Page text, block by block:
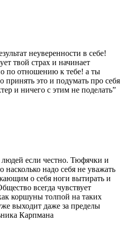
неуверенности в себе!
твой страх и начинает
по отношению к тебе! а ты
принять это и подумать про себя
и ничего с этим не поделать”
людей если честно. Тюфячки и
насколько надо себя не уважать
о себя ноги вытирать и
всегда чувствует
коршуны толпой на таких
выходит даже за пределы
Карпмана